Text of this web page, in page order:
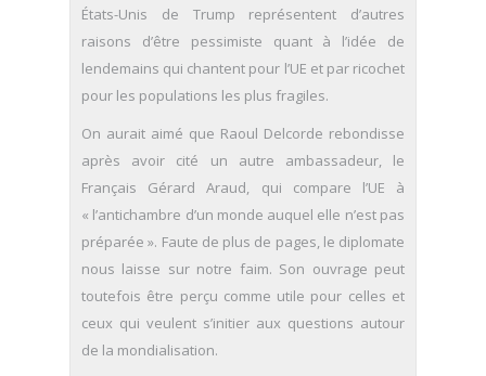
États-Unis de Trump représentent d’autres
raisons d’être pessimiste quant à l’idée de
lendemains qui chantent pour l’UE et par ricochet
pour les populations les plus fragiles.
On aurait aimé que Raoul Delcorde rebondisse
après avoir cité un autre ambassadeur, le
Français Gérard Araud, qui compare l’UE à
« l’antichambre d’un monde auquel elle n’est pas
préparée ». Faute de plus de pages, le diplomate
nous laisse sur notre faim. Son ouvrage peut
toutefois être perçu comme utile pour celles et
ceux qui veulent s’initier aux questions autour
de la mondialisation.